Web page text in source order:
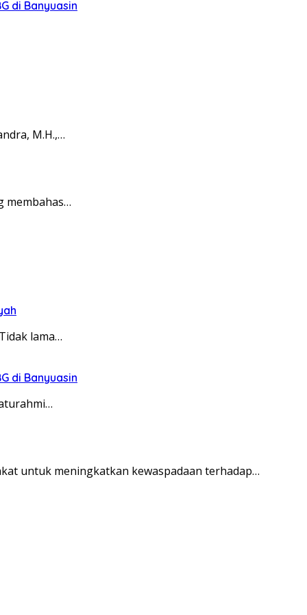
di Banyuasin
M.H.,…
membahas…
lama…
di Banyuasin
untuk meningkatkan kewaspadaan terhadap…